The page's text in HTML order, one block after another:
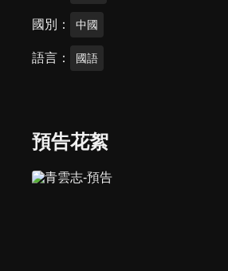
國別 中國
語言 國語
預告花絮